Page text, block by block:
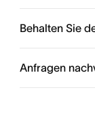
Endlich ist
Behalten Sie
Anfragen